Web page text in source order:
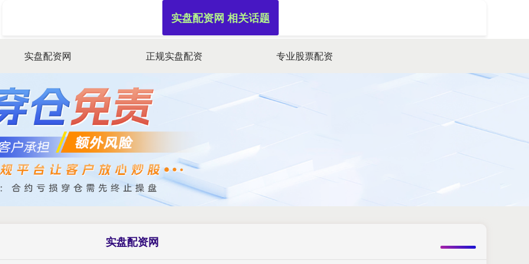
实盘配资网 正规实盘配资 专业股票配资
实盘配资网
实盘配资网 相关话题